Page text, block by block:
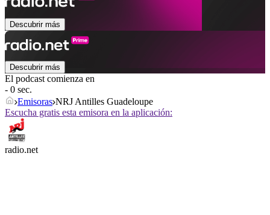
Descubrir más
Descubrir más
El podcast comienza en
- 0 sec.
Emisoras NRJ Antilles Guadeloupe
Escucha gratis esta emisora en la aplicación:
radio.net